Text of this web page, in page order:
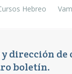
Hebreo
dirección
boletín.